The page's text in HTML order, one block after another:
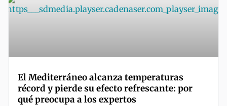
El Mediterráneo alcanza temperaturas
récord y pierde su efecto refrescante: por
qué preocupa a los expertos